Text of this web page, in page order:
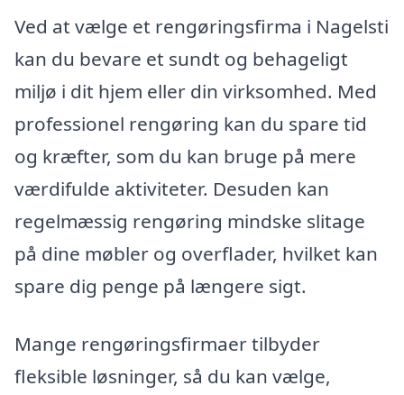
Ved at vælge et rengøringsfirma i Nagelsti
kan du bevare et sundt og behageligt
miljø i dit hjem eller din virksomhed. Med
professionel rengøring kan du spare tid
og kræfter, som du kan bruge på mere
værdifulde aktiviteter. Desuden kan
regelmæssig rengøring mindske slitage
på dine møbler og overflader, hvilket kan
spare dig penge på længere sigt.
Mange rengøringsfirmaer tilbyder
fleksible løsninger, så du kan vælge,